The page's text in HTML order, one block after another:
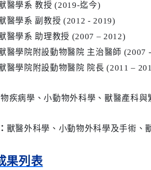
醫學系 教授 (2019-迄今)
醫學系 副教授 (2012 - 2019)
醫學系 助理教授 (2007 – 2012)
醫學院附設動物醫院 主治醫師 (2007
醫學院附設動物醫院 院長 (2011 –
疾病學、小動物外科學、獸醫產科
獸醫外科學、小動物外科學及手術、
果列表